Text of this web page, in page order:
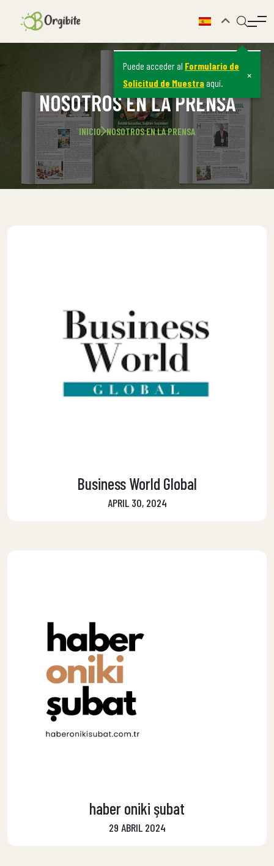
Puede acceder al Formulario de
Solicitud de Muestraaquí.
×
NOSOTROS EN LA PRENSA
INICIO NOSOTROS EN LA PRENSA
Business World Global
APRIL 30, 2024
haber oniki şubat
29 ABRIL 2024